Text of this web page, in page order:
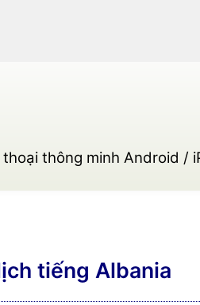
thông minh Android /
tiếng Albania